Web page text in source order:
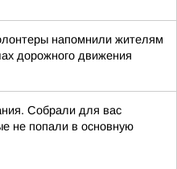
напомнили жителям
дорожного движения
Собрали для вас
не попали в основную